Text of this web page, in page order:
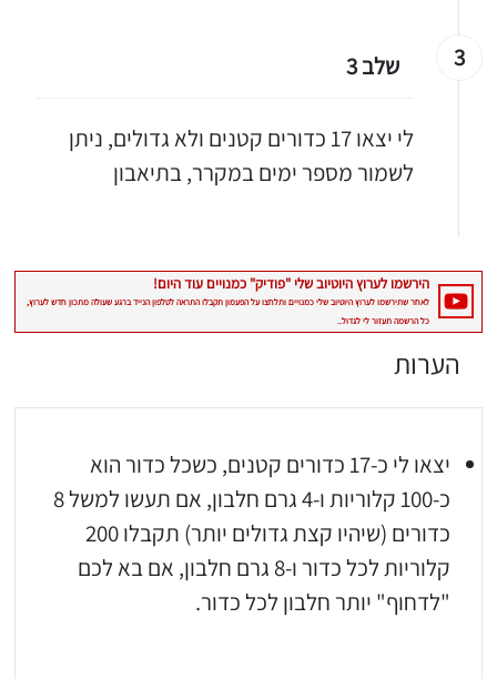
3 שלב 3
לי יצאו 17 כדורים קטנים ולא גדולים, ניתן
לשמור מספר ימים במקרר, בתיאבון
הערות
יצאו לי כ-17 כדורים קטנים, כשכל כדור הוא
כ-100 קלוריות ו-4 גרם חלבון, אם תעשו למשל 8
כדורים (שיהיו קצת גדולים יותר) תקבלו 200
קלוריות לכל כדור ו-8 גרם חלבון, אם בא לכם
"לדחוף" יותר חלבון לכל כדור.